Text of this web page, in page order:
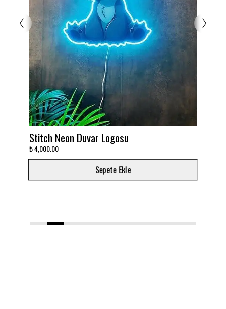
Stitch Neon Duvar Logosu
₺ 4,000.00
Sepete Ekle
1 2 3 4 5 6 7 8 9 10